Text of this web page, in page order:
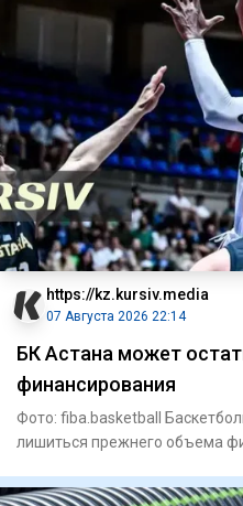
https://kz.kursiv.media
07 Августа 2026 22:14
БК Астана может
финансирования
Фото: fiba.basketball
лишиться прежнего объема